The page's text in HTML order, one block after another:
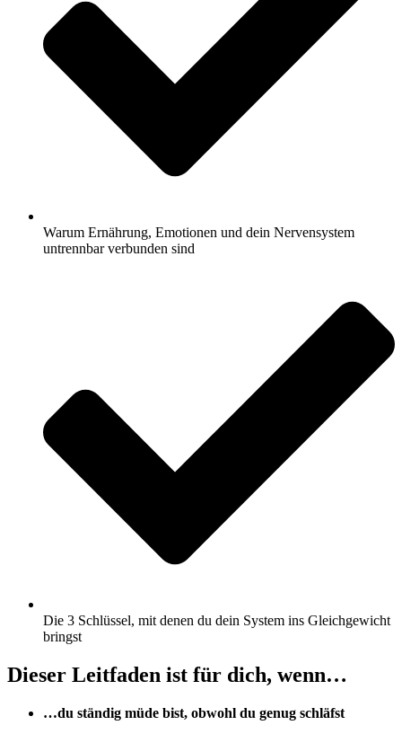
Warum Ernährung, Emotionen und dein Nervensystem
untrennbar verbunden sind
Die 3 Schlüssel, mit denen du dein System ins Gleichgewicht
bringst
Dieser Leitfaden ist für dich, wenn…
…du ständig müde bist, obwohl du genug schläfst